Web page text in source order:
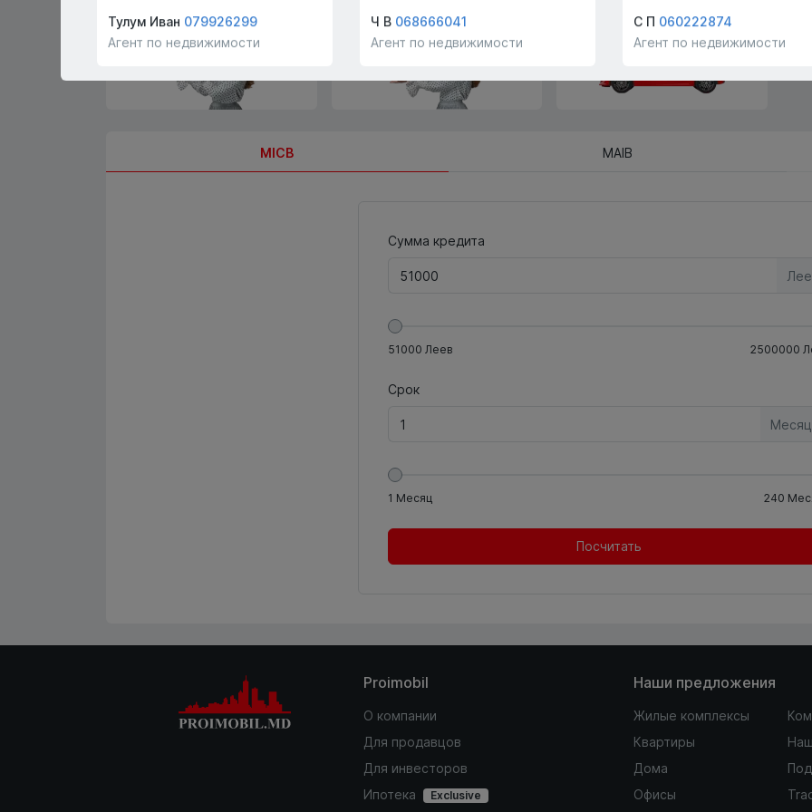
покупателей и арендаторов
бесплатно!
MICB MAIB
Сумма кредита
51000 Леев 2500000
Срок
1 Месяц 240
Посчитать
Proimobil
О компании
Для продавцов
Для инвесторов
Ипотека
Exclusive
Наши предложения
Жилые комплексы
Квартиры
Дома
Офисы
Тулум Иван 079926299
Агент по недвижимости
Ч В 068666041
Агент по недвижимости
С П 060222874
Агент по недвижимости